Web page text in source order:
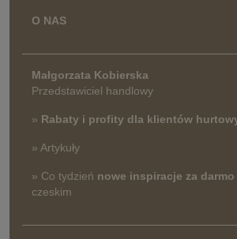
O NAS
Małgorzata Kobierska
Przedstawiciel handlowy
» Rabaty i profity dla klientów
» Artykuły
» Co tydzień nowe inspiracje za darmo
czeskim